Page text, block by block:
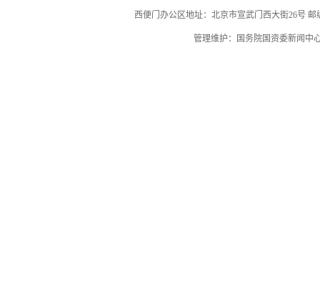
西便门办公区地址：北京市宣武门西大街26号
管理维护：国务院国资委新闻中